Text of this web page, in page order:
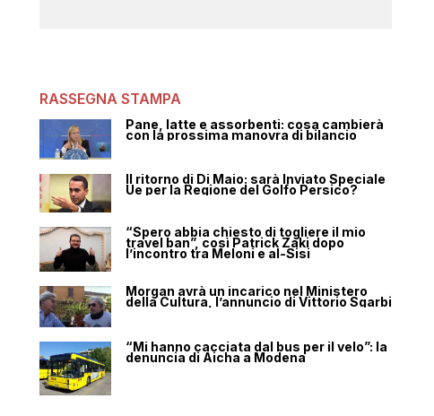
RASSEGNA STAMPA
Pane, latte e assorbenti: cosa cambierà
con la prossima manovra di bilancio
Il ritorno di Di Maio: sarà Inviato Speciale
Ue per la Regione del Golfo Persico?
“Spero abbia chiesto di togliere il mio
travel ban”, così Patrick Zaki dopo
l’incontro tra Meloni e al-Sisi
Morgan avrà un incarico nel Ministero
della Cultura, l’annuncio di Vittorio Sgarbi
“Mi hanno cacciata dal bus per il velo”: la
denuncia di Aicha a Modena